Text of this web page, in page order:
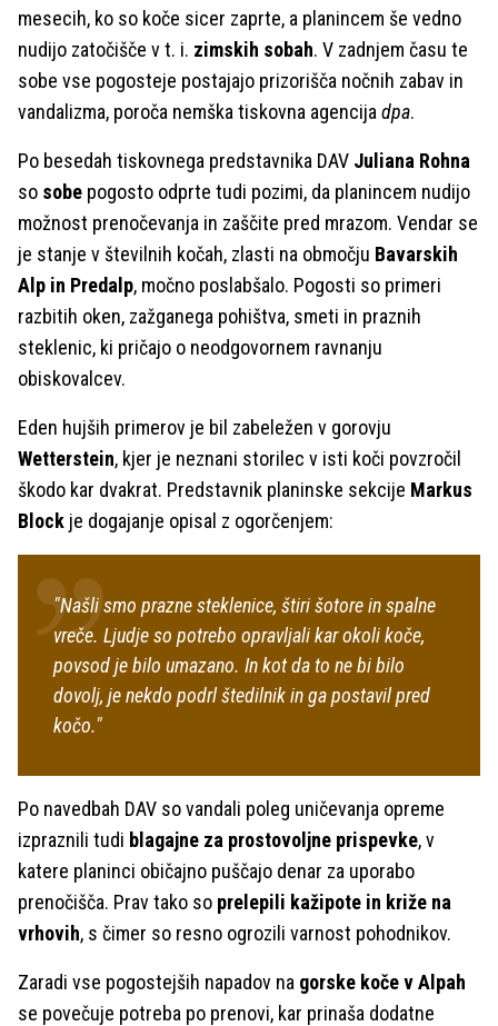
mesecih, ko so koče sicer zaprte, a planincem še vedno
nudijo zatočišče v t. i. zimskih sobah. V zadnjem času te
sobe vse pogosteje postajajo prizorišča nočnih zabav in
vandalizma, poroča nemška tiskovna agencija dpa.
Po besedah tiskovnega predstavnika DAV Juliana Rohna
so sobe pogosto odprte tudi pozimi, da planincem nudijo
možnost prenočevanja in zaščite pred mrazom. Vendar se
je stanje v številnih kočah, zlasti na območju Bavarskih
Alp in Predalp, močno poslabšalo. Pogosti so primeri
razbitih oken, zažganega pohištva, smeti in praznih
steklenic, ki pričajo o neodgovornem ravnanju
obiskovalcev.
Eden hujših primerov je bil zabeležen v gorovju
Wetterstein, kjer je neznani storilec v isti koči povzročil
škodo kar dvakrat. Predstavnik planinske sekcije Markus
Block je dogajanje opisal z ogorčenjem:
"Našli smo prazne steklenice, štiri šotore in spalne
vreče. Ljudje so potrebo opravljali kar okoli koče,
povsod je bilo umazano. In kot da to ne bi bilo
dovolj, je nekdo podrl štedilnik in ga postavil pred
kočo."
Po navedbah DAV so vandali poleg uničevanja opreme
izpraznili tudi blagajne za prostovoljne prispevke, v
katere planinci običajno puščajo denar za uporabo
prenočišča. Prav tako so prelepili kažipote in križe na
vrhovih, s čimer so resno ogrozili varnost pohodnikov.
Zaradi vse pogostejših napadov na gorske koče v Alpah
se povečuje potreba po prenovi, kar prinaša dodatne